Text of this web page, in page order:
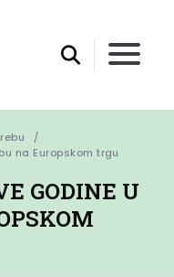
na Europskom trgu
GODINE U